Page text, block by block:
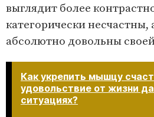
выглядит более
категорически несчастны,
абсолютно довольны
Как укрепить мышцу
удовольствие от жизни
ситуациях?